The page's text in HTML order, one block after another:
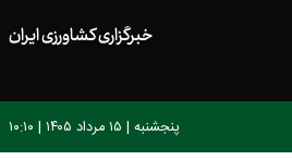
خبرگزاری کشاورزی ایران
پنجشنبه | ۱۵ مرداد ۱۴۰۵ | ۱۰:۱۰